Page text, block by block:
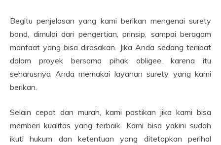
Begitu penjelasan yang kami berikan mengenai surety
bond, dimulai dari pengertian, prinsip, sampai beragam
manfaat yang bisa dirasakan. Jika Anda sedang terlibat
dalam proyek bersama pihak obligee, karena itu
seharusnya Anda memakai layanan surety yang kami
berikan.
Selain cepat dan murah, kami pastikan jika kami bisa
memberi kualitas yang terbaik. Kami bisa yakini sudah
ikuti hukum dan ketentuan yang ditetapkan perihal